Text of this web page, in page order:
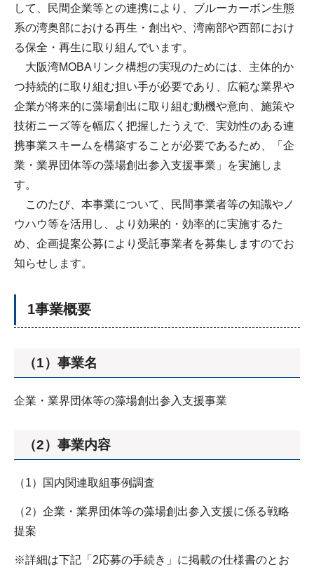
して、民間企業等との連携により、ブルーカーボン生態
系の湾奥部における再生・創出や、湾南部や西部におけ
る保全・再生に取り組んでいます。
大阪湾MOBAリンク構想の実現のためには、主体的か
つ持続的に取り組む担い手が必要であり、広範な業界や
企業が将来的に藻場創出に取り組む動機や意向、施策や
技術ニーズ等を幅広く把握したうえで、実効性のある連
携事業スキームを構築することが必要であるため、「企
業・業界団体等の藻場創出参入支援事業」を実施しま
す。
このたび、本事業について、民間事業者等の知識やノ
ウハウ等を活用し、より効果的・効率的に実施するた
め、企画提案公募により受託事業者を募集しますのでお
知らせします。
1事業概要
（1）事業名
企業・業界団体等の藻場創出参入支援事業
（2）事業内容
（1）国内関連取組事例調査
（2）企業・業界団体等の藻場創出参入支援に係る戦略
提案
※詳細は下記「2応募の手続き」に掲載の仕様書のとお